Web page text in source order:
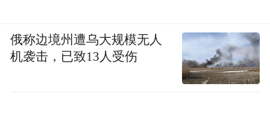
俄称边境州遭乌大规模无人
机袭击，已致13人受伤